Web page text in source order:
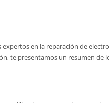
expertos en la reparación de
te presentamos un resumen de